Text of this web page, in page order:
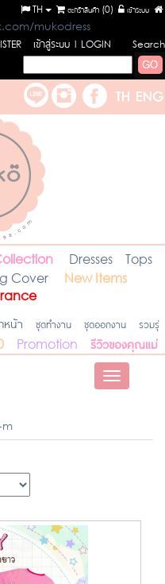
เข้าระบบ
ตะกร้าสินค้า (0)
TH
mukodress
เข้าสู่ระบบ l LOGIN Search
Dresses
Tops
Cover
New Items
หน้า ชุดทำงาน ชุดออกงาน
รวมรุ่
Promotion รีวิวของคุณแม่
Toggle
m